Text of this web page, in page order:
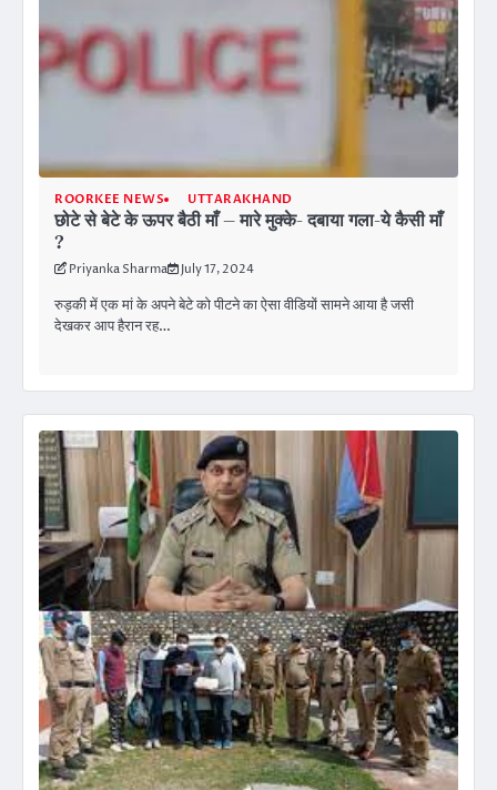
ROORKEE NEWS UTTARAKHAND
छोटे से बेटे के ऊपर बैठी माँ – मारे मुक्के- दबाया गला-ये कैसी माँ
?
Priyanka Sharma July 17, 2024
रुड़की में एक मां के अपने बेटे को पीटने का ऐसा वीडियों सामने आया है जसी
देखकर आप हैरान रह…